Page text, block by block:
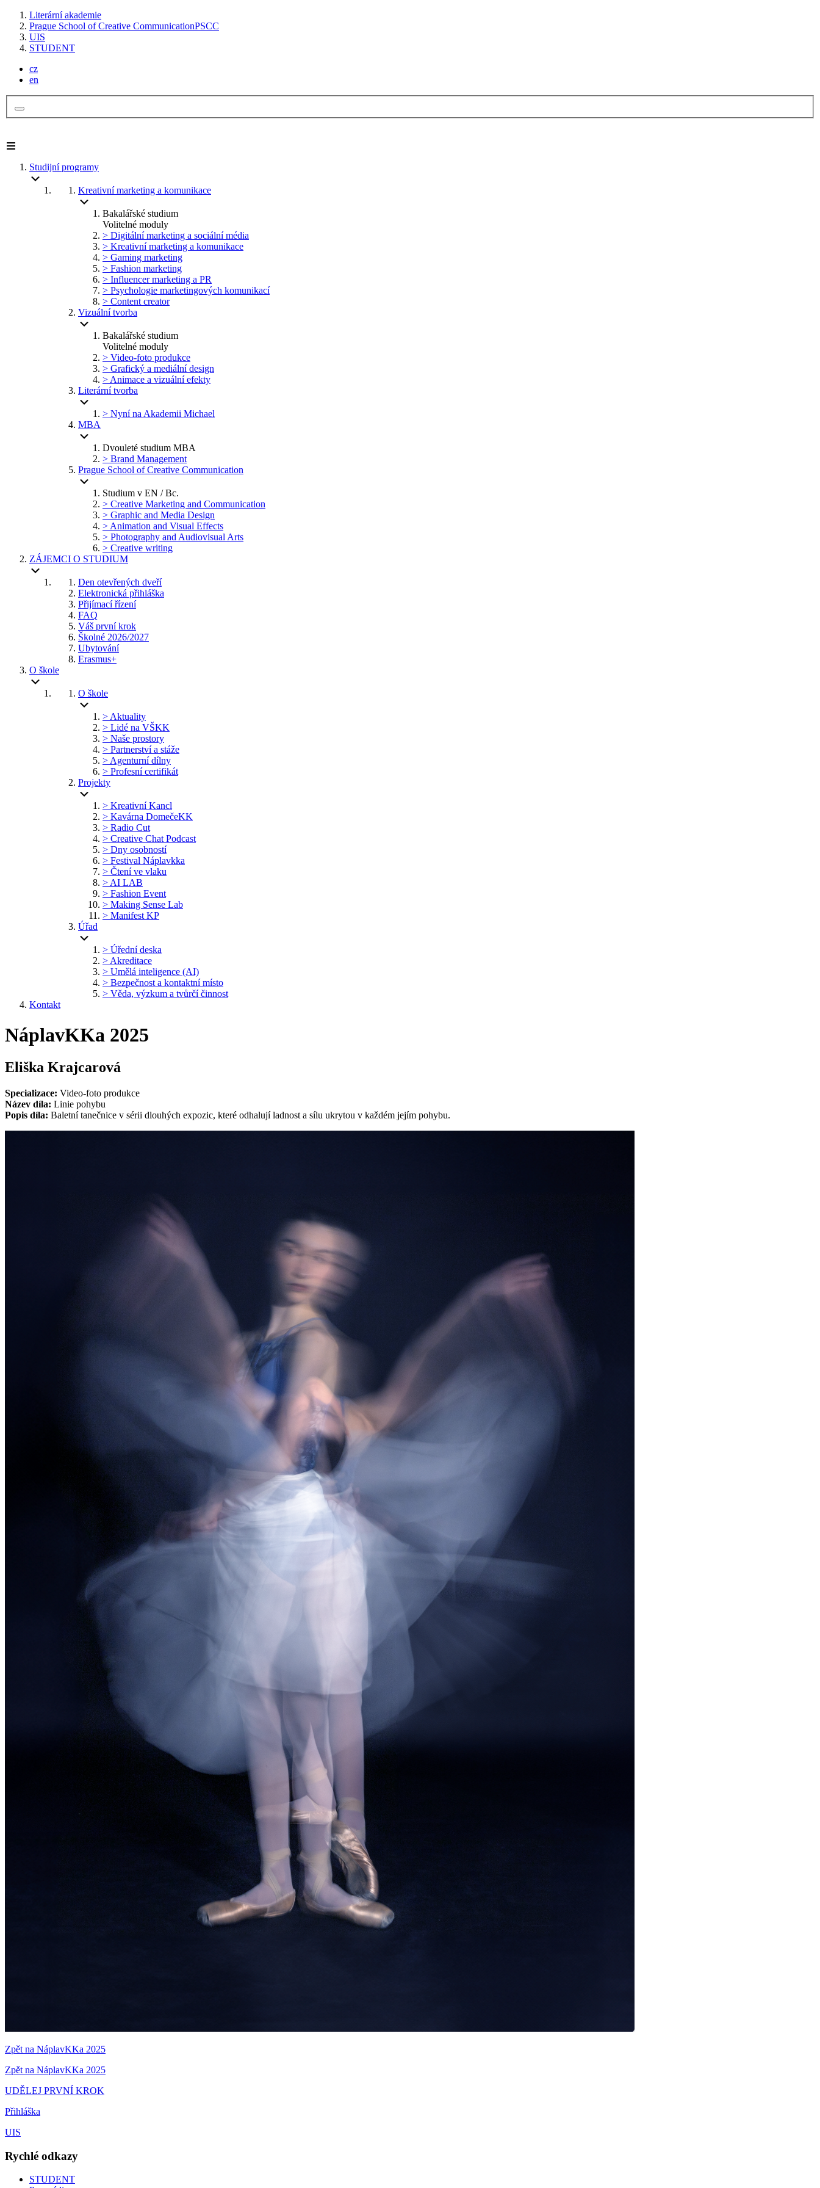
Literární akademie
Prague School of Creative CommunicationPSCC
UIS
STUDENT
cz
en
Studijní programy
Kreativní marketing a komunikace
Bakalářské studium
Volitelné moduly
> Digitální marketing a sociální média
> Kreativní marketing a komunikace
> Gaming marketing
> Fashion marketing
> Influencer marketing a PR
> Psychologie marketingových komunikací
> Content creator
Vizuální tvorba
Bakalářské studium
Volitelné moduly
> Video-foto produkce
> Grafický a mediální design
> Animace a vizuální efekty
Literární tvorba
> Nyní na Akademii Michael
MBA
Dvouleté studium MBA
> Brand Management
Prague School of Creative Communication
Studium v EN / Bc.
> Creative Marketing and Communication
> Graphic and Media Design
> Animation and Visual Effects
> Photography and Audiovisual Arts
> Creative writing
ZÁJEMCI O STUDIUM
Den otevřených dveří
Elektronická přihláška
Přijímací řízení
FAQ
Váš první krok
Školné 2026/2027
Ubytování
Erasmus+
O škole
O škole
> Aktuality
> Lidé na VŠKK
> Naše prostory
> Partnerství a stáže
> Agenturní dílny
> Profesní certifikát
Projekty
> Kreativní Kancl
> Kavárna DomečeKK
> Radio Cut
> Creative Chat Podcast
> Dny osobností
> Festival Náplavkka
> Čtení ve vlaku
> AI LAB
> Fashion Event
> Making Sense Lab
> Manifest KP
Úřad
> Úřední deska
> Akreditace
> Umělá inteligence (AI)
> Bezpečnost a kontaktní místo
> Věda, výzkum a tvůrčí činnost
Kontakt
NáplavKKa 2025
Eliška Krajcarová
Specializace: Video-foto produkce
Název díla: Linie pohybu
Popis díla: Baletní tanečnice v sérii dlouhých expozic, které odhalují ladnost a sílu ukrytou v každém jejím pohybu.
Zpět na NáplavKKa 2025
Zpět na NáplavKKa 2025
UDĚLEJ PRVNÍ KROK
Přihláška
UIS
Rychlé odkazy
STUDENT